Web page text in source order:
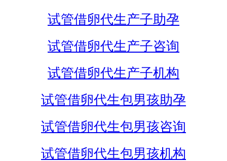
试管借卵代生产子助孕
试管借卵代生产子咨询
试管借卵代生产子机构
试管借卵代生包男孩助孕
试管借卵代生包男孩咨询
试管借卵代生包男孩机构